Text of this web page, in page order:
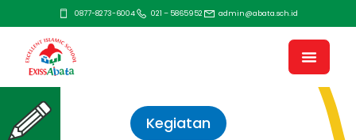
0877-8273-6004 021 – 5865952 admin@abata.sch.id
Kegiatan